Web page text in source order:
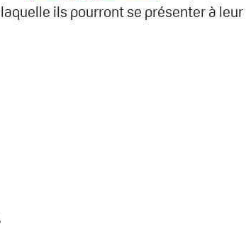
ils pourront se présenter à leur